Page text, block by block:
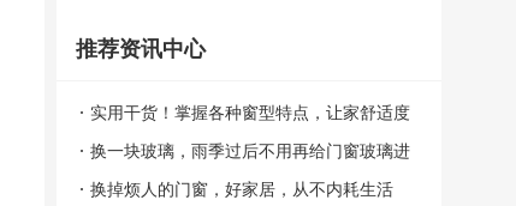
推荐资讯中心
实用干货！掌握各种窗型特点，让家舒适度
飙升
换一块玻璃，雨季过后不用再给门窗玻璃进
行大扫除
换掉烦人的门窗，好家居，从不内耗生活